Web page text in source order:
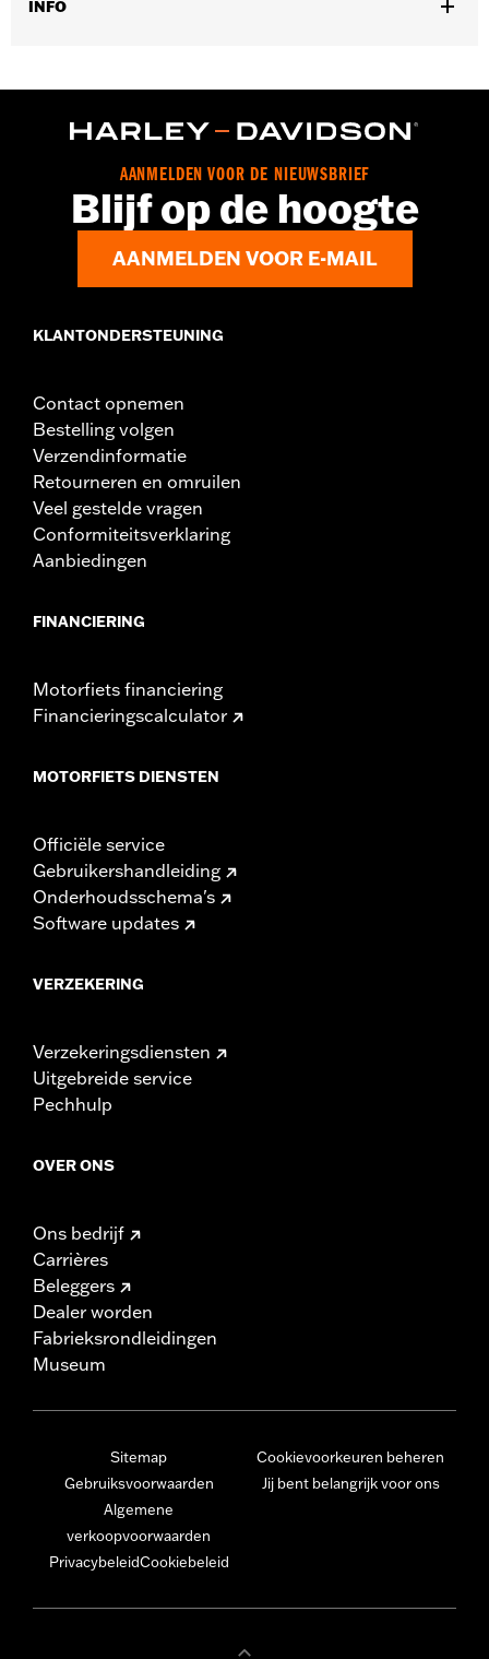
INFO
Functionele features:Luchtdoorlatend
AANMELDEN VOOR DE NIEUWSBRIEF
Blijf op de hoogte
AANMELDEN VOOR E-MAIL
KLANTONDERSTEUNING
Contact opnemen
Bestelling volgen
Verzendinformatie
Retourneren en omruilen
Veel gestelde vragen
Conformiteitsverklaring
Aanbiedingen
FINANCIERING
Motorfiets financiering
Financieringscalculator
MOTORFIETS DIENSTEN
Officiële service
Gebruikershandleiding
Onderhoudsschema's
Software updates
VERZEKERING
Verzekeringsdiensten
Uitgebreide service
Pechhulp
OVER ONS
Ons bedrijf
Carrières
Beleggers
Dealer worden
Fabrieksrondleidingen
Museum
Sitemap
Gebruiksvoorwaarden
Algemene
verkoopvoorwaarden
PrivacybeleidCookiebeleid
Cookievoorkeuren beheren
Jij bent belangrijk voor ons